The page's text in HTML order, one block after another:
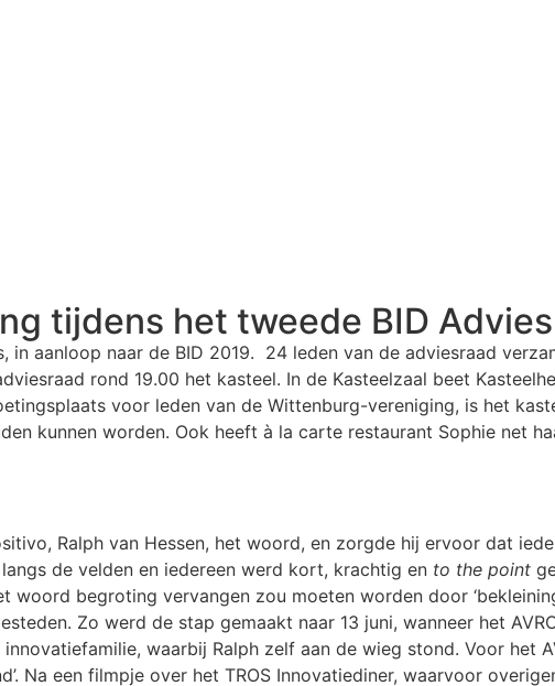
tijdens het tweede BID
in aanloop naar de BID 2019. 24 leden van de adviesraad
rond 19.00 het kasteel. In de Kasteelzaal beet
voor leden van de Wittenburg-vereniging, is het
kunnen worden. Ook heeft à la carte restaurant Sophie net
Ralph van Hessen, het woord, en zorgde hij ervoor dat
de velden en iedereen werd kort, krachtig en to the point
begroting vervangen zou moeten worden door
Zo werd de stap gemaakt naar 13 juni, wanneer het
waarbij Ralph zelf aan de wieg stond. Voor het
Na een filmpje over het TROS Innovatiediner, waarvoor